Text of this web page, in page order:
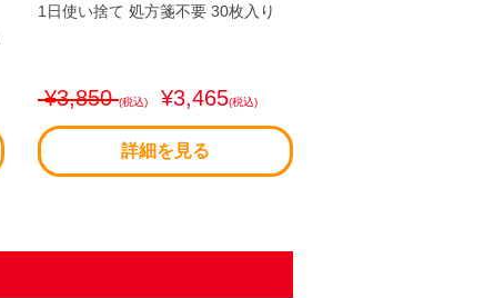
1日使い捨て 処方箋不要 30枚入り
¥3,850(税込) ¥3,465(税込)
詳細を見る